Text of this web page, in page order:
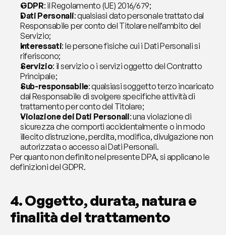
GDPR: il Regolamento (UE) 2016/679;
Dati Personali: qualsiasi dato personale trattato dal
Responsabile per conto del Titolare nell’ambito del
Servizio;
Interessati: le persone fisiche cui i Dati Personali si
riferiscono;
Servizio: il servizio o i servizi oggetto del Contratto
Principale;
Sub-responsabile: qualsiasi soggetto terzo incaricato
dal Responsabile di svolgere specifiche attività di
trattamento per conto del Titolare;
Violazione dei Dati Personali: una violazione di
sicurezza che comporti accidentalmente o in modo
illecito distruzione, perdita, modifica, divulgazione non
autorizzata o accesso ai Dati Personali.
Per quanto non definito nel presente DPA, si applicano le
definizioni del GDPR.
4. Oggetto, durata, natura e
finalità del trattamento